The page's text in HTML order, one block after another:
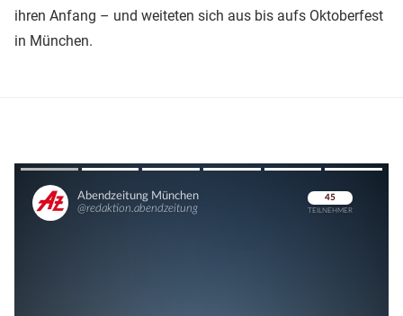
ihren Anfang – und weiteten sich aus bis aufs Oktoberfest
in München.
Überspringen